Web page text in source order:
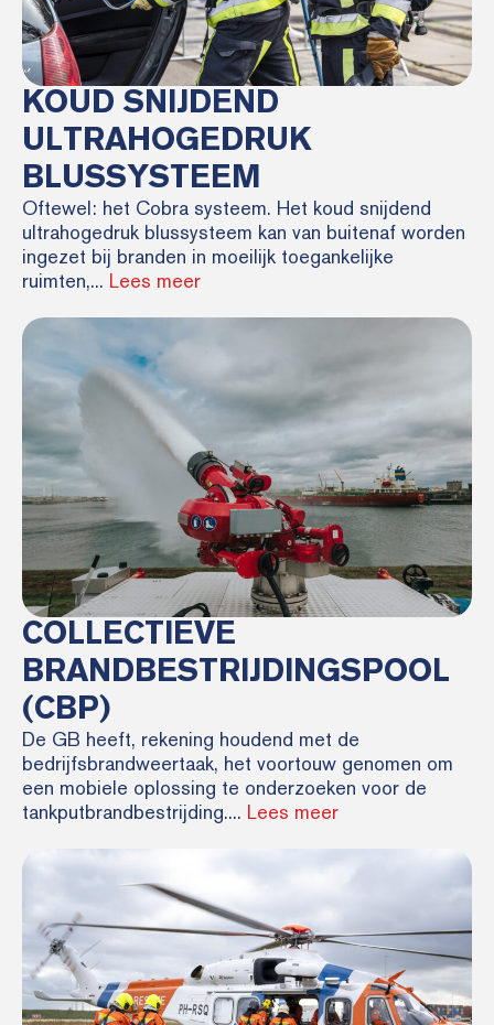
KOUD SNIJDEND
ULTRAHOGEDRUK
BLUSSYSTEEM
Oftewel: het Cobra systeem. Het koud snijdend
ultrahogedruk blussysteem kan van buitenaf worden
ingezet bij branden in moeilijk toegankelijke
ruimten,... Lees meer
COLLECTIEVE
BRANDBESTRIJDINGSPOOL
(CBP)
De GB heeft, rekening houdend met de
bedrijfsbrandweertaak, het voortouw genomen om
een mobiele oplossing te onderzoeken voor de
tankputbrandbestrijding.... Lees meer